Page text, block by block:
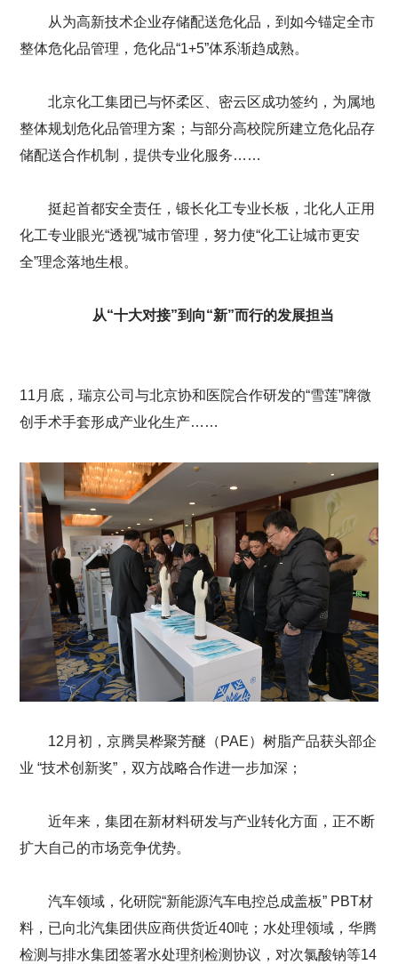
从为高新技术企业存储配送危化品，到如今锚定全市
整体危化品管理，危化品“1+5”体系渐趋成熟。
北京化工集团已与怀柔区、密云区成功签约，为属地
整体规划危化品管理方案；与部分高校院所建立危化品存
储配送合作机制，提供专业化服务……
挺起首都安全责任，锻长化工专业长板，北化人正用
化工专业眼光“透视”城市管理，努力使“化工让城市更安
全”理念落地生根。
从“十大对接”到向“新”而行的发展担当
11月底，瑞京公司与北京协和医院合作研发的“雪莲”牌微
创手术手套形成产业化生产……
12月初，京腾昊桦聚芳醚（PAE）树脂产品获头部企
业 “技术创新奖”，双方战略合作进一步加深；
近年来，集团在新材料研发与产业转化方面，正不断
扩大自己的市场竞争优势。
汽车领域，化研院“新能源汽车电控总成盖板” PBT材
料，已向北汽集团供应商供货近40吨；水处理领域，华腾
检测与排水集团签署水处理剂检测协议，对次氯酸钠等14